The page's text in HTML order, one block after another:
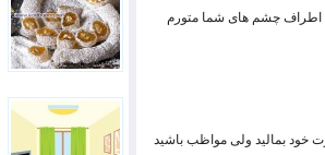
اطراف چشم های شما متورم
بمالید ولی مواظب باشید